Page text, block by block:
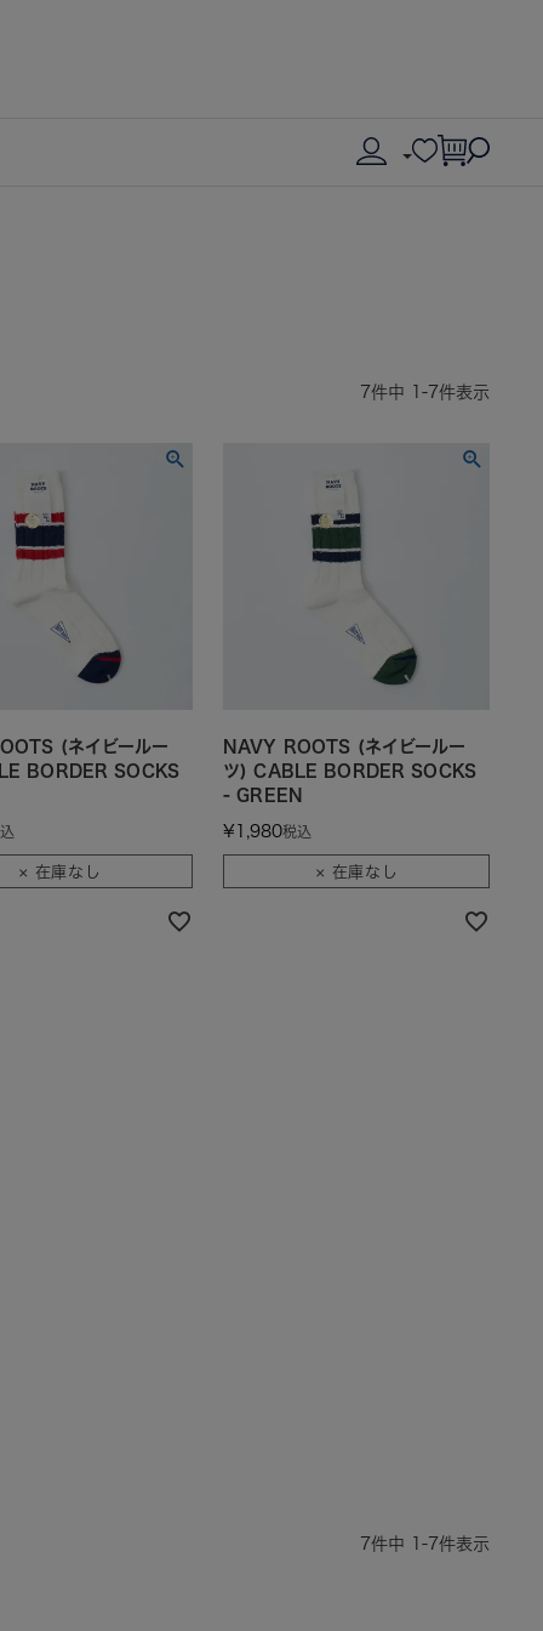
7件中 1-7件表示
(ネイビールー
BORDER SOCKS
× 在庫なし
NAVY ROOTS (ネイビールー
ツ) CABLE BORDER SOCKS
- GREEN
¥1,980税込
× 在庫なし
7件中 1-7件表示